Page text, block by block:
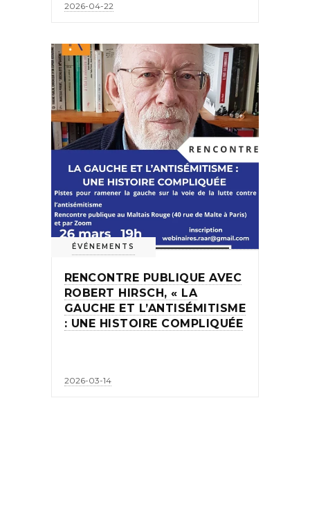
2026-04-22
ÉVÉNEMENTS
RENCONTRE PUBLIQUE AVEC
ROBERT HIRSCH, « LA
GAUCHE ET L’ANTISÉMITISME
: UNE HISTOIRE COMPLIQUÉE
2026-03-14